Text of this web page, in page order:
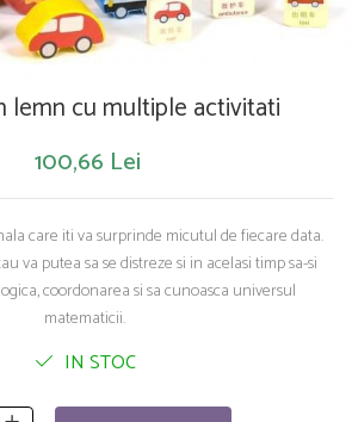
lemn cu multiple activitati
100,66 Lei
care iti va surprinde micutul de fiecare data.
va putea sa se distreze si in acelasi timp sa-si
coordonarea si sa cunoasca universul
matematicii.
IN STOC